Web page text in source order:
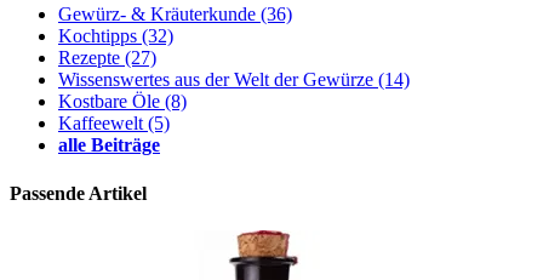
Gewürz- & Kräuterkunde (36)
Kochtipps (32)
Rezepte (27)
Wissenswertes aus der Welt der Gewürze (14)
Kostbare Öle (8)
Kaffeewelt(5)
alle Beiträge
Passende Artikel